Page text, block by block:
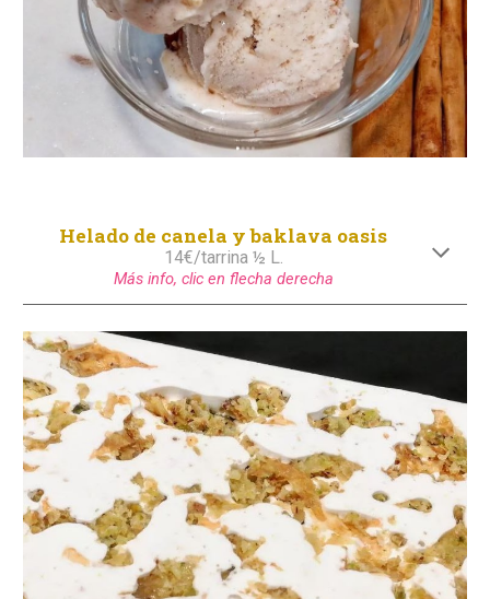
Helado de canela y baklava oasis
14€/tarrina ½ L.
Más info, clic en flecha derecha